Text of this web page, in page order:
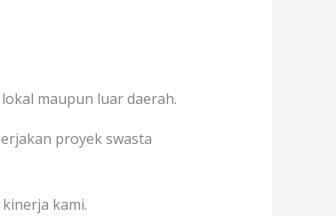
maupun luar daerah.
proyek swasta
kami.